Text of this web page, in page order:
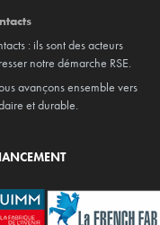
: ils sont des acteurs
notre démarche RSE.
avançons ensemble vers
et durable.